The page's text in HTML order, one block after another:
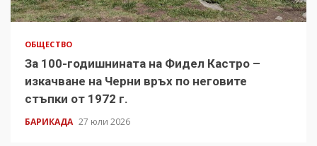
ОБЩЕСТВО
За 100-годишнината на Фидел Кастро –
изкачване на Черни връх по неговите
стъпки от 1972 г.
БАРИКАДА 27 юли 2026